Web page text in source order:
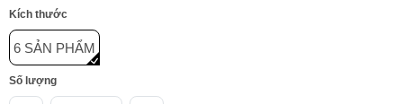
Kích thước
6 SẢN PHẨM
Số lượng